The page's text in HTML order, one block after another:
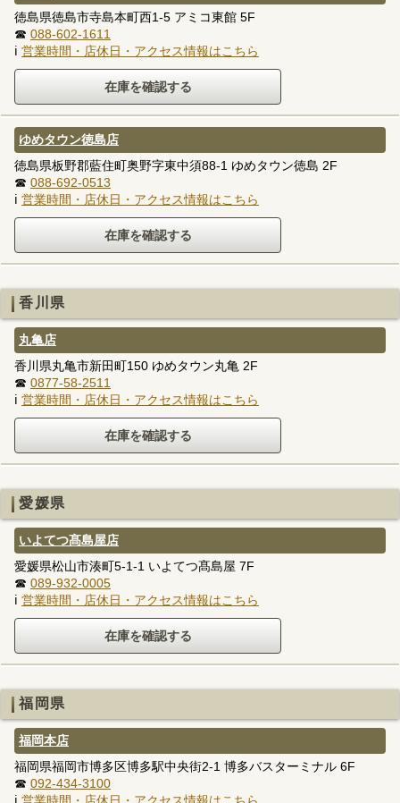
徳島県徳島市寺島本町西1-5 アミコ東館 5F
☎ 088-602-1611
ℹ 営業時間・店休日・アクセス情報はこちら
ゆめタウン徳島店
徳島県板野郡藍住町奥野字東中須88-1 ゆめタウン徳島 2F
☎ 088-692-0513
ℹ 営業時間・店休日・アクセス情報はこちら
香川県
丸亀店
香川県丸亀市新田町150 ゆめタウン丸亀 2F
☎ 0877-58-2511
ℹ 営業時間・店休日・アクセス情報はこちら
愛媛県
いよてつ髙島屋店
愛媛県松山市湊町5-1-1 いよてつ髙島屋 7F
☎ 089-932-0005
ℹ 営業時間・店休日・アクセス情報はこちら
福岡県
福岡本店
福岡県福岡市博多区博多駅中央街2-1 博多バスターミナル 6F
☎ 092-434-3100